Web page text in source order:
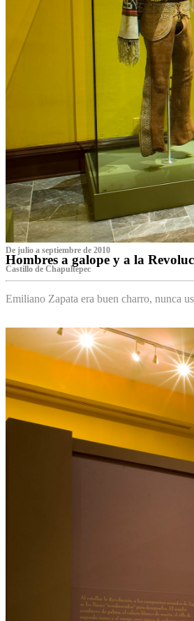
De julio a septiembre de 2010
Hombres a galope y a la
Castillo de Chapultepec
Emiliano Zapata era buen charro, nunca